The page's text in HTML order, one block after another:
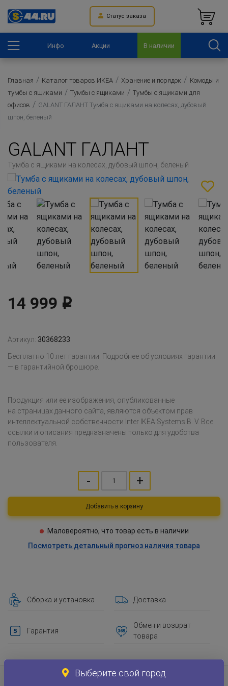
Статус заказа
Инфо Акции В наличии
Главная Каталог товаров ИКЕА Хранение и порядок
Комоды и
тумбы с ящиками
Тумбы с ящиками
Тумбы с ящиками для
офисов
GALANT ГАЛАНТ Тумба с ящиками на колесах, дубовый
шпон, беленый
GALANT ГАЛАНТ
Тумба с ящиками на колесах, дубовый шпон, беленый
14 999 Р
Артикул: 30368233
Бесплатно 10 лет гарантии. Подробнее об условиях гарантии
— в гарантийной брошюре.
Продукция или ее изображения, опубликованные
на страницах данного сайта, являются объектом прав
интеллектуальной собственности Inter IKEA Systems B. V. Все
ссылки и описания предназначены только для удобства
пользователя.
- +
Добавить в корзину
Маловероятно, что товар есть в наличии
Посмотреть детальный прогноз наличия товара
Сборка и установка Доставка
Гарантия
Обмен и возврат
товара
Информация о товареВыберите свой город